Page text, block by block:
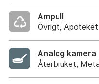
Ampull
Övrigt, Apoteket
Analog kamera
Återbruket,